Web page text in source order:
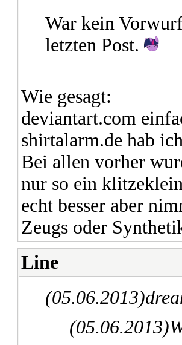
War kein
letzten Post.
Wie gesagt:
deviantart.com
shirtalarm.de hab
Bei allen vorher
nur so ein
echt besser aber
Zeugs oder
Line
(05.06.2013)
(05.06.2013)